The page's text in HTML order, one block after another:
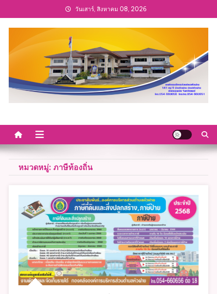
to
content
วันเสาร์, สิงหาคม 08, 2026
หมวดหมู่: ภาษีท้องถิ่น